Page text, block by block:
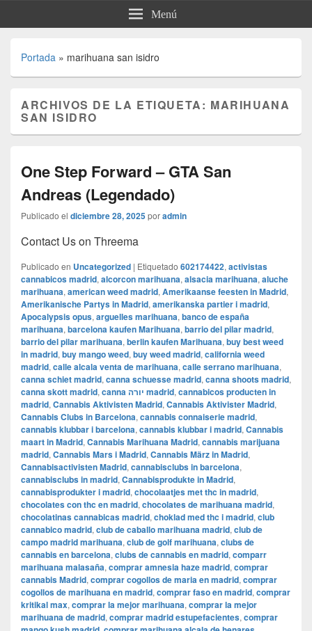
Menú
Portada » marihuana san isidro
ARCHIVOS DE LA ETIQUETA: MARIHUANA
SAN ISIDRO
One Step Forward – GTA San
Andreas (Legendado)
Publicado el diciembre 28, 2025poradmin
Contact Us on Threema
Publicado en Uncategorized | Etiquetado 602174422, activistas
cannabicos madrid, alcorcon marihuana, alsacia marihuana, aluche
marihuana, american weed madrid, Amerikaanse feesten in Madrid,
Amerikanische Partys in Madrid, amerikanska partier i madrid,
Apocalypsis opus, arguelles marihuana, banco de españa
marihuana, barcelona kaufen Marihuana, barrio del pilar madrid,
barrio del pilar marihuana, berlin kaufen Marihuana, buy best weed
in madrid, buy mango weed, buy weed madrid, california weed
madrid, calle alcala venta de marihuana, calle serrano marihuana,
canna schiet madrid, canna schuesse madrid, canna shoots madrid,
canna skott madrid, canna יורה madrid, cannabicos producten in
madrid, Cannabis Aktivisten Madrid, Cannabis Aktivister Madrid,
Cannabis Clubs in Barcelona, cannabis connaiserie madrid,
cannabis klubbar i barcelona, cannabis klubbar i madrid, Cannabis
maart in Madrid, Cannabis Marihuana Madrid, cannabis marijuana
madrid, Cannabis Mars i Madrid, Cannabis März in Madrid,
Cannabisactivisten Madrid, cannabisclubs in barcelona,
cannabisclubs in madrid, Cannabisprodukte in Madrid,
cannabisprodukter i madrid, chocolaatjes met thc in madrid,
chocolates con thc en madrid, chocolates de marihuana madrid,
chocolatinas cannabicas madrid, choklad med thc i madrid, club
cannabico madrid, club de caballo marihuana madrid, club de
campo madrid marihuana, club de golf marihuana, clubs de
cannabis en barcelona, clubs de cannabis en madrid, comparr
marihuana malasaña, comprar amnesia haze madrid, comprar
cannabis Madrid, comprar cogollos de maria en madrid, comprar
cogollos de marihuana en madrid, comprar faso en madrid, comprar
kritikal max, comprar la mejor marihuana, comprar la mejor
marihuana de madrid, comprar madrid estupefacientes, comprar